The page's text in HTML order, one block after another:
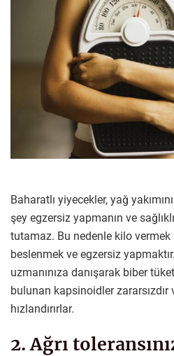
Baharatlı yiyecekler, yağ
şey egzersiz yapmanın ve
tutamaz. Bu nedenle kilo vermek
beslenmek ve egzersiz
uzmanınıza danışarak biber
bulunan kapsinoidler zararsızdır
hızlandırırlar.
2. Ağrı